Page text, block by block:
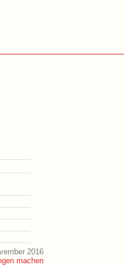
2016